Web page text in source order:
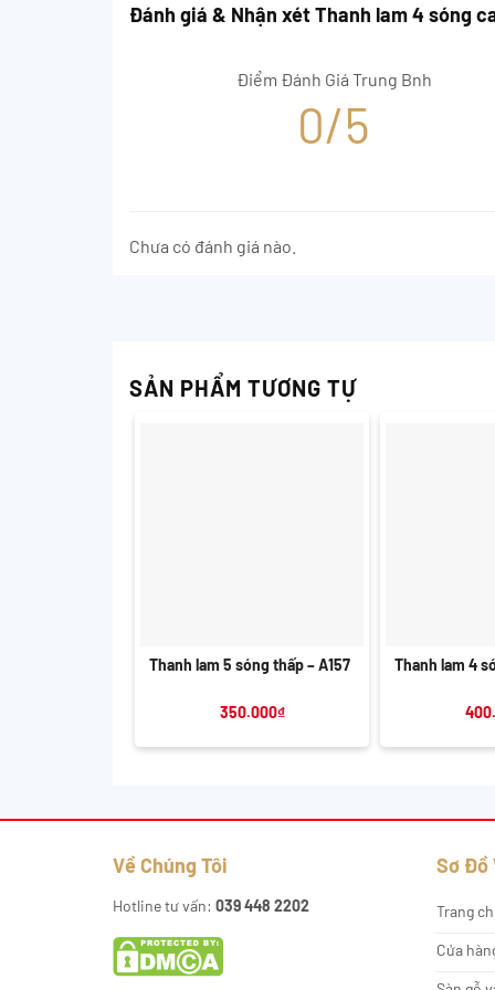
Đánh giá & Nhận xét Thanh lam 4 sóng
Điểm Đánh Giá Trung Bnh
0/5
Chưa có đánh giá nào.
SẢN PHẨM TƯƠNG TỰ
Thanh lam 5 sóng thấp – A157
350.000₫
Thanh lam 4
Về Chúng Tôi
Hotline tư vấn: 039 448 2202
Sơ Đồ
Trang
Cửa